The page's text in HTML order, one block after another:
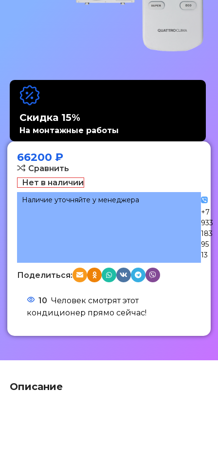
Скидка 15%
На монтажные работы
66200 ₽
Сравнить
Нет в наличии
Наличие уточняйте у менеджера
+7
933
183
95
13
Поделиться:
10 Человек смотрят этот
кондиционер прямо сейчас!
Описание